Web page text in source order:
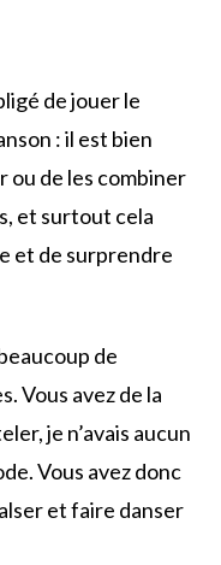
de jouer le
: il est bien
ou de les combiner
et surtout cela
et de surprendre
de
Vous avez de la
je n’avais aucun
Vous avez donc
et faire danser